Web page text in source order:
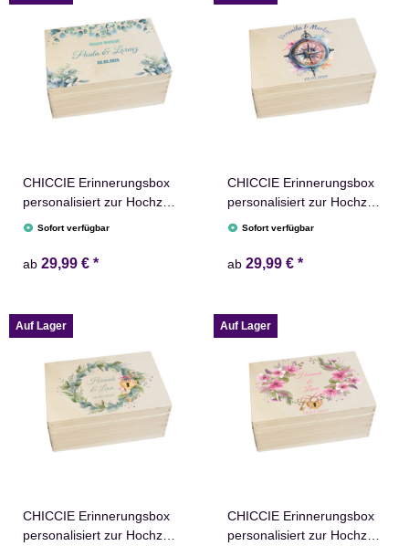
CHICCIE Erinnerungsbox
personalisiert zur Hochzeit
mit Druck farbig Eukalyptus
Holzkiste Erinnerungen
Sofort verfügbar
ab 29,99 € *
CHICCIE Erinnerungsbox
personalisiert zur Hochzeit
mit Druck farbig Kompass
Hochzeitstag Holzkiste für
Sofort verfügbar
ab 29,99 € *
Auf Lager
CHICCIE Erinnerungsbox
personalisiert zur Hochzeit
Auf Lager
CHICCIE Erinnerungsbox
personalisiert zur Hochzeit